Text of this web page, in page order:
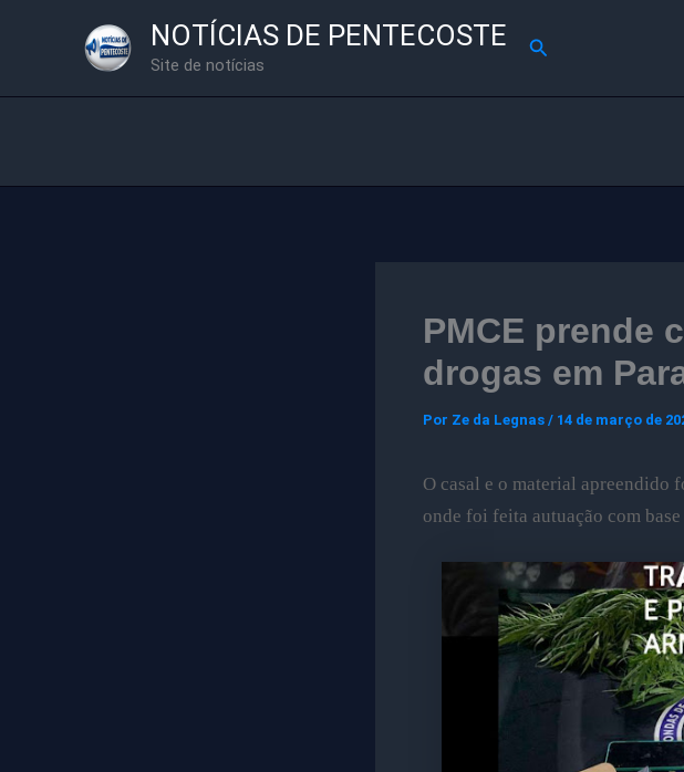
NOTÍCIAS DE PENTECOSTE
Site de notícias
Pesquisar
PMCE prende
drogas em
Por Ze da Legnas / 14 de março de
O casal e o material apreendido
onde foi feita autuação com